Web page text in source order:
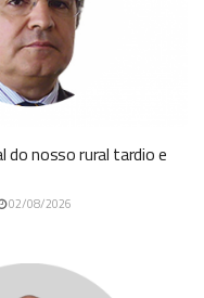
do nosso rural tardio e
02/08/2026